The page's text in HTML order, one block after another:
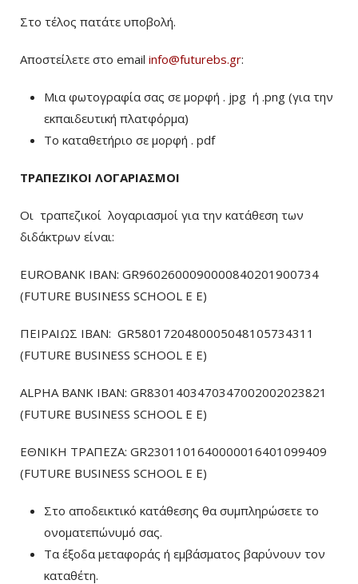
Στο τέλος πατάτε υποβολή.
Αποστείλετε στο email info@futurebs.gr:
Μια φωτογραφία σας σε μορφή . jpg ή .png (για την
εκπαιδευτική πλατφόρμα)
To καταθετήριο σε μορφή . pdf
ΤΡΑΠΕΖΙΚΟΙ ΛΟΓΑΡΙΑΣΜΟΙ
Οι τραπεζικοί λογαριασμοί για την κατάθεση των
διδάκτρων είναι:
EUROBANK IBAN: GR9602600090000840201900734
(FUTURE BUSINESS SCHOOL E E)
ΠΕΙΡΑΙΩΣ ΙΒΑΝ: GR5801720480005048105734311
(FUTURE BUSINESS SCHOOL E E)
ALPHA BANK IBAN: GR8301403470347002002023821
(FUTURE BUSINESS SCHOOL E E)
ΕΘΝΙΚΗ ΤΡΑΠΕΖΑ: GR2301101640000016401099409
(FUTURE BUSINESS SCHOOL E E)
Στο αποδεικτικό κατάθεσης θα συμπληρώσετε το
ονοματεπώνυμό σας.
Τα έξοδα μεταφοράς ή εμβάσματος βαρύνουν τον
καταθέτη.